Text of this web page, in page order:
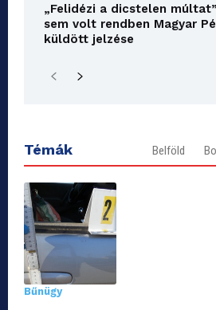
„Felidézi a dicstelen
sem volt rendben Magyar
küldött jelzése
Témák Belföld
Bűnügy